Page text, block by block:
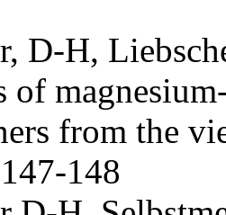
D-H,
of
from the
148